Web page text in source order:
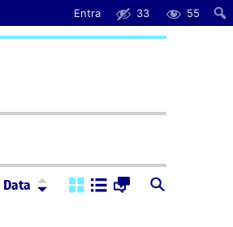
Entra 33 55
Data Ordre: Descendent